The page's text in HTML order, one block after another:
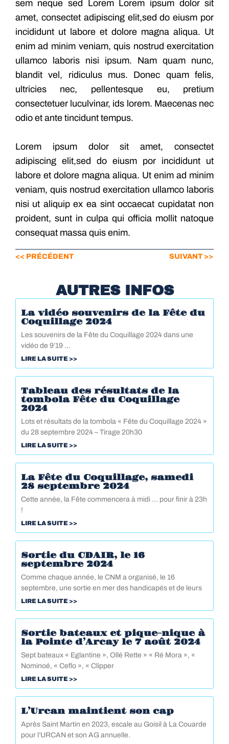
sem neque sed Lorem Lorem ipsum dolor sit
amet, consectet adipiscing elit,sed do eiusm por
incididunt ut labore et dolore magna aliqua. Ut
enim ad minim veniam, quis nostrud exercitation
ullamco laboris nisi ipsum. Nam quam nunc,
blandit vel, ridiculus mus. Donec quam felis,
ultricies nec, pellentesque eu, pretium
consectetuer luculvinar, ids lorem. Maecenas nec
odio et ante tincidunt tempus.
Lorem ipsum dolor sit amet, consectet
adipiscing elit,sed do eiusm por incididunt ut
labore et dolore magna aliqua. Ut enim ad minim
veniam, quis nostrud exercitation ullamco laboris
nisi ut aliquip ex ea sint occaecat cupidatat non
proident, sunt in culpa qui officia mollit natoque
consequat massa quis enim.
<< PRÉCÉDENT SUIVANT >>
AUTRES INFOS
La vidéo souvenirs de la Fête du
Coquillage 2024
Les souvenirs de la Fête du Coquillage 2024 dans une
vidéo de 9’19 …
LIRE LA SUITE >>
Tableau des résultats de la
tombola Fête du Coquillage
2024
Lots et résultats de la tombola « Fête du Coquillage 2024 »
du 28 septembre 2024 – Tirage 20h30
LIRE LA SUITE >>
La Fête du Coquillage, samedi
28 septembre 2024
Cette année, la Fête commencera à midi … pour finir à 23h
!
LIRE LA SUITE >>
Sortie du CDAIR, le 16
septembre 2024
Comme chaque année, le CNM a organisé, le 16
septembre, une sortie en mer des handicapés et de leurs
LIRE LA SUITE >>
Sortie bateaux et pique-nique à
la Pointe d’Arcay le 7 août 2024
Sept bateaux « Eglantine », Ollé Rette » « Ré Mora », «
Nominoé, « Ceflo », « Clipper
LIRE LA SUITE >>
L’Urcan maintient son cap
Après Saint Martin en 2023, escale au Goisil à La Couarde
pour l’URCAN et son AG annuelle.